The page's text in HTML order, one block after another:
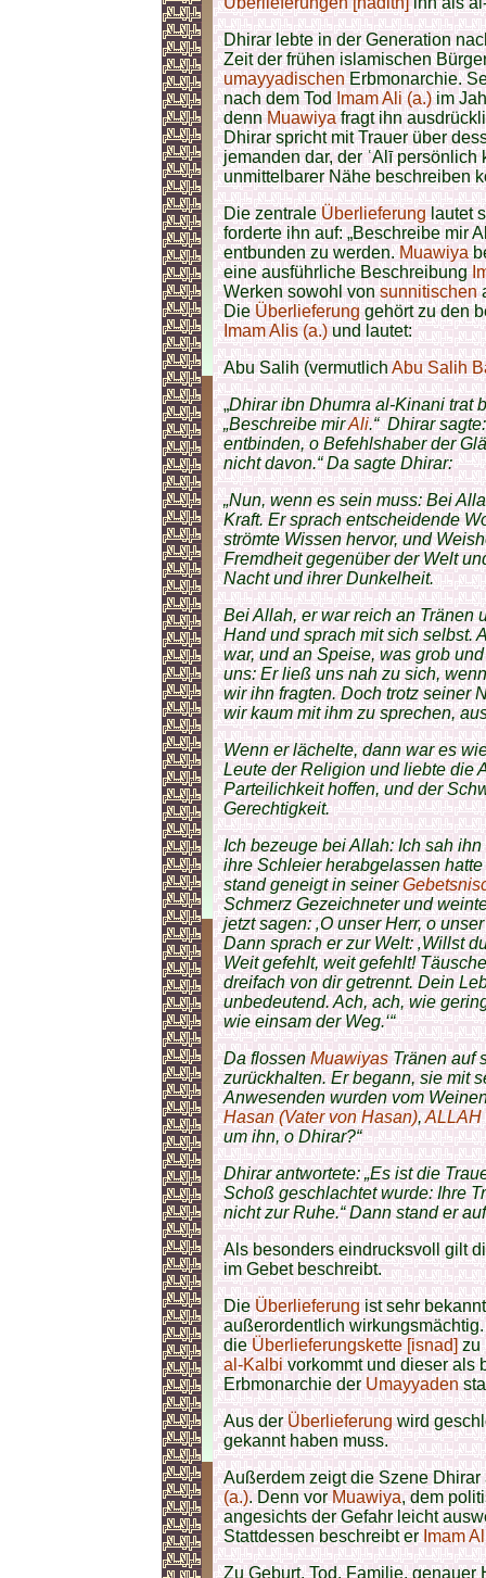
Dhirar lebte in der Generation
Zeit der frühen islamischen
umayyadischenErbmonarchie.
nach dem TodImam Ali (a.)im
dennMuawiyafragt ihn
Dhirar spricht mit Trauer über
jemanden dar, der ʿAlī
unmittelbarer Nähe beschreiben
Die zentraleÜberlieferunglautet
forderte ihn auf: „Beschreibe mir
entbunden zu werden.Muawiya
eine ausführliche Beschreibung
Werken sowohl vonsunnitischen
DieÜberlieferunggehört zu den
Imam Alis (a.)und lautet:
Abu Salih (vermutlich Abu Salih
„Dhirar ibn Dhumra al-Kinani trat
„Beschreibe mirAli.“ Dhirar
entbinden, o Befehlshaber der
nicht davon.“ Da sagte Dhirar:
„Nun, wenn es sein muss: Bei
Kraft. Er sprach entscheidende
strömte Wissen hervor, und
Fremdheit gegenüber der Welt
Nacht und ihrer Dunkelheit.
Bei Allah, er war reich an Tränen
Hand und sprach mit sich selbst.
war, und an Speise, was grob
uns: Er ließ uns nah zu sich,
wir ihn fragten. Doch trotz seiner
wir kaum mit ihm zu sprechen,
Wenn er lächelte, dann war es
Leute der Religion und liebte die
Parteilichkeit hoffen, und der
Gerechtigkeit.
Ich bezeuge bei Allah: Ich sah
ihre Schleier herabgelassen
stand geneigt in seiner
Schmerz Gezeichneter und
jetzt sagen: ‚O unser Herr, o
Dann sprach er zur Welt: ‚Willst
Weit gefehlt, weit gefehlt!
dreifach von dir getrennt. Dein
unbedeutend. Ach, ach, wie
wie einsam der Weg.‘“
Da flossenMuawiyasTränen auf
zurückhalten. Er begann, sie mit
Anwesenden wurden vom
Hasan (Vater von Hasan),ALLAH
um ihn, o Dhirar?“
Dhirar antwortete: „Es ist die
Schoß geschlachtet wurde: Ihre
nicht zur Ruhe.“ Dann stand er
Als besonders eindrucksvoll gilt
im Gebet beschreibt.
DieÜberlieferungist sehr
außerordentlich
dieÜberlieferungskette [isnad]zu
al-Kalbivorkommt und dieser als
Erbmonarchie derUmayyaden
Aus derÜberlieferungwird
gekannt haben muss.
Außerdem zeigt die Szene
(a.). Denn vorMuawiya, dem
angesichts der Gefahr leicht
Stattdessen beschreibt erImam
Zu Geburt, Tod, Familie,